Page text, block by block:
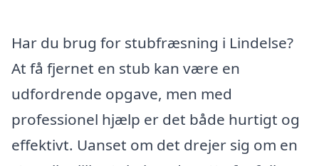
Har du brug for stubfræsning i Lindelse?
At få fjernet en stub kan være en
udfordrende opgave, men med
professionel hjælp er det både hurtigt og
effektivt. Uanset om det drejer sig om en